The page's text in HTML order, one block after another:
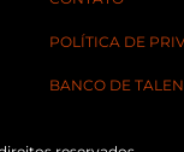
POLÍTICA DE
BANCO DE